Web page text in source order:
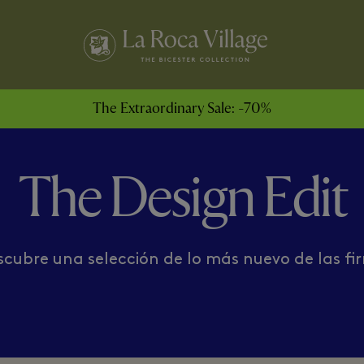
The Extraordinary Sale: -70%
The Design Edit
una selección de lo más nuevo de las